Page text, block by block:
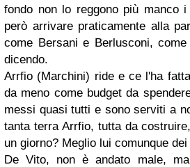
fondo non lo reggono più manco
però arrivare praticamente alla
come Bersani e Berlusconi,
dicendo.
Arrfio (Marchini) ride e ce l'ha
da meno come budget da
messi quasi tutti e sono serviti a
tanta terra Arrfio, tutta da
un giorno? Meglio lui comunque
De Vito, non è andato male,